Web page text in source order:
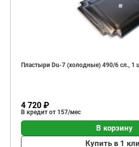
Пластыри Du-7 (холодные) 490/6 сл., 1
4 720 ₽
В кредит от 157/мес
В корзину
Купить в 1